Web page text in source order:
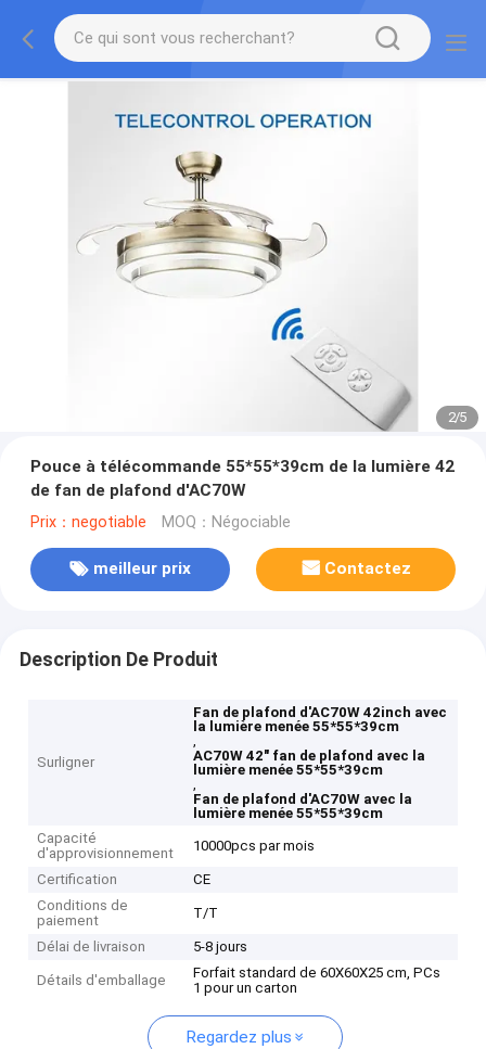
2/5
Pouce à télécommande 55*55*39cm de la lumière 42
de fan de plafond d'AC70W
Prix：negotiable MOQ：Négociable
meilleur prix Contactez
Description De Produit
Surligner
Fan de plafond d'AC70W 42inch avec
la lumière menée 55*55*39cm
,
AC70W 42" fan de plafond avec la
lumière menée 55*55*39cm
,
Fan de plafond d'AC70W avec la
lumière menée 55*55*39cm
Capacité
d'approvisionnement
10000pcs par mois
Certification
CE
Conditions de
paiement
T/T
Délai de livraison 5-8 jours
Détails d'emballage
Forfait standard de 60X60X25 cm, PCs
1 pour un carton
Regardez plus